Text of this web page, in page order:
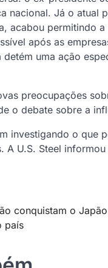
nacional. Já o atual
acabou permitindo
após as
detém uma ação
preocupações
o debate sobre a
investigando o que
A U.S. Steel
conquistam o
país